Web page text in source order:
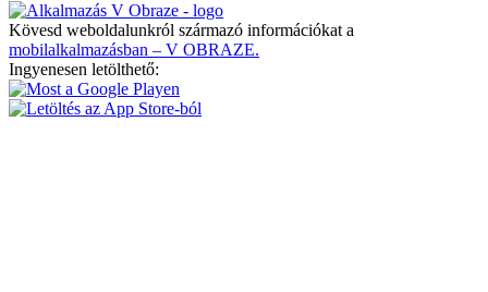
Kövesd weboldalunkról származó információkat a
mobilalkalmazásban – V OBRAZE.
Ingyenesen letölthető: